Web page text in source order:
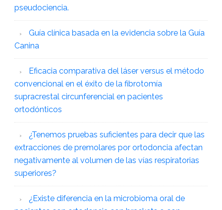
pseudociencia.
Guía clínica basada en la evidencia sobre la Guía
Canina
Eficacia comparativa del láser versus el método
convencional en el éxito de la fibrotomía
supracrestal circunferencial en pacientes
ortodónticos
¿Tenemos pruebas suficientes para decir que las
extracciones de premolares por ortodoncia afectan
negativamente al volumen de las vías respiratorias
superiores?
¿Existe diferencia en la microbioma oral de